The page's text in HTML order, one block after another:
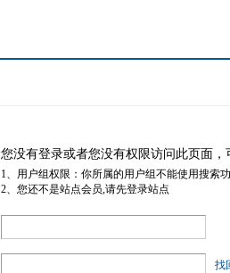
您没有登录或者您没有权限访问此页面
1、用户组权限：你所属的用户组不能使用搜索
2、您还不是站点会员,请先登录站点
找